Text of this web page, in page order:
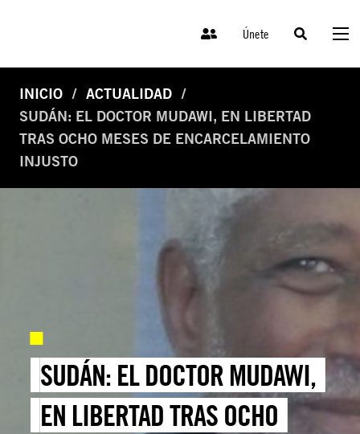
Únete
INICIO
ACTUALIDAD
SUDÁN: EL DOCTOR MUDAWI, EN LIBERTAD
TRAS OCHO MESES DE ENCARCELAMIENTO
INJUSTO
SUDÁN: EL DOCTOR MUDAWI,
EN LIBERTAD TRAS OCHO